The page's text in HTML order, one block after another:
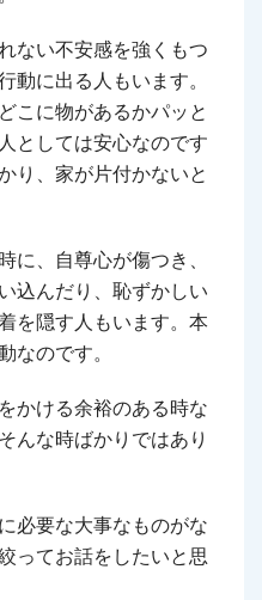
ない不安感を強くもつ
動に出る人もいます。
こに物があるかパッと
としては安心なのです
り、家が片付かないと
に、自尊心が傷つき、
込んだり、恥ずかしい
を隠す人もいます。本
なのです。
かける余裕のある時な
んな時ばかりではあり
必要な大事なものがな
ってお話をしたいと思